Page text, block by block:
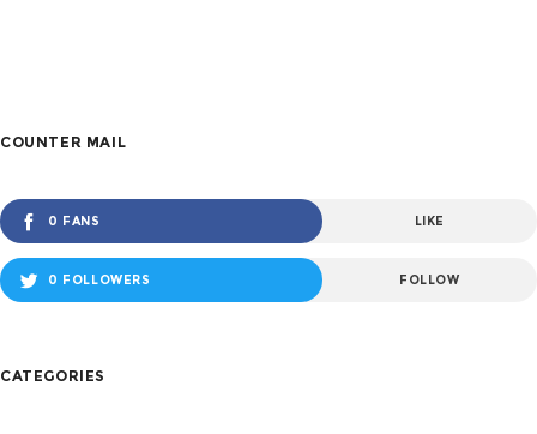
COUNTER MAIL
0 FANS LIKE
0 FOLLOWERS FOLLOW
CATEGORIES